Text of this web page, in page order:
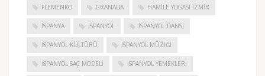
FLEMENKO GRANADA HAMILE YOGASI İZMIR
ISPANYA İSPANYOL İSPANYOL DANSI
İSPANYOL KÜLTÜRÜ İSPANYOL MÜZIĞI
İSPANYOL SAÇ MODELI İSPANYOL YEMEKLERI